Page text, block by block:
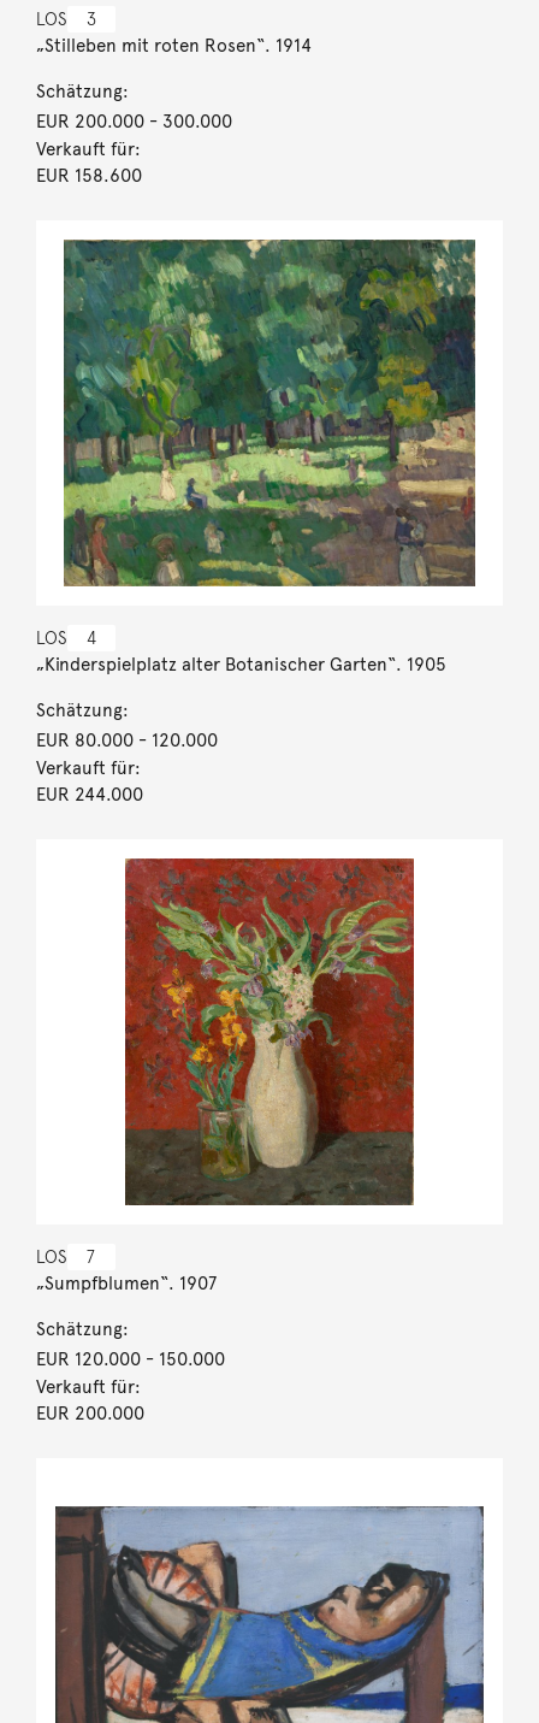
LOS 3
„Stilleben mit roten Rosen“. 1914
Schätzung:
EUR 200.000- 300.000
Verkauft für:
EUR 158.600
LOS 4
„Kinderspielplatz alter Botanischer Garten“. 1905
Schätzung:
EUR 80.000- 120.000
Verkauft für:
EUR 244.000
LOS 7
„Sumpfblumen“. 1907
Schätzung:
EUR 120.000- 150.000
Verkauft für:
EUR 200.000